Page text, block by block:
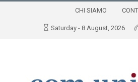
CHI SIAMO
Saturday - 8 August, 2026